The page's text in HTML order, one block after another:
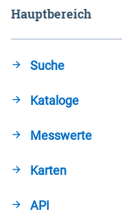
Hauptbereich
Suche
Kataloge
Messwerte
Karten
API